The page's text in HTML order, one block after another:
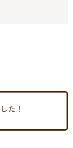
た！